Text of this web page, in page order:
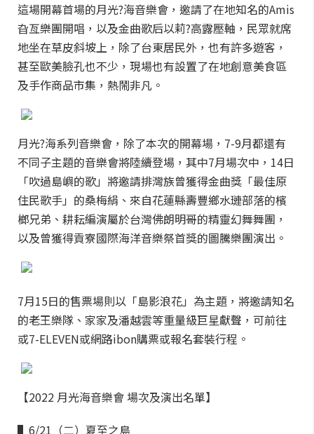
這場開幕首場的月光?海音樂會，邀請了在地知名的Amis
旮亙樂團開唱，以及金曲歌后以莉?高露壓軸，民眾就席
地坐在草皮斜坡上，除了台東居民外，也有許多遊客，
甚至歐美臉孔也不少，現場也有設置了在地創意美食區
及手作商品市集，熱鬧非凡。
月光?海系列音樂會，除了本次的開幕場，7-9月都還有
不同子主題的音樂會將陸續登場，其中7月場次中，14日
「吹過島嶼的歌」將邀請排灣族曾獲得金曲獎「最佳原
住民歌手」的桑梅絹、來自花蓮縣壽豐鄉水璉部落的檳
榔兄弟、耕耘編演屬於台灣佛朗明哥的精靈幻舞舞團，
以及曾獲得貢寮國際海洋音樂祭首獎的圖騰樂團演出。
7月15日的售票場則以「島影浪花」為主題，將邀請知名
的老王樂隊、家家及潘越雲等重量級巨星獻聲，可前往
或7-ELEVEN或網路ibon購票或報名套裝行程。
【2022 月光海音樂會 場次及演出名單】
▌6/21（二）夏至之島